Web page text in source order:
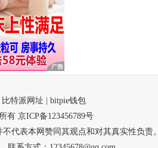
| 比特派网址
| bitpie钱包
有 京ICP备123456789号
代表本网赞同其观点和对其真实性负责。